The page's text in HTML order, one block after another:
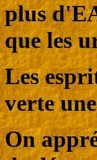
plus
que les
Les
verte
On